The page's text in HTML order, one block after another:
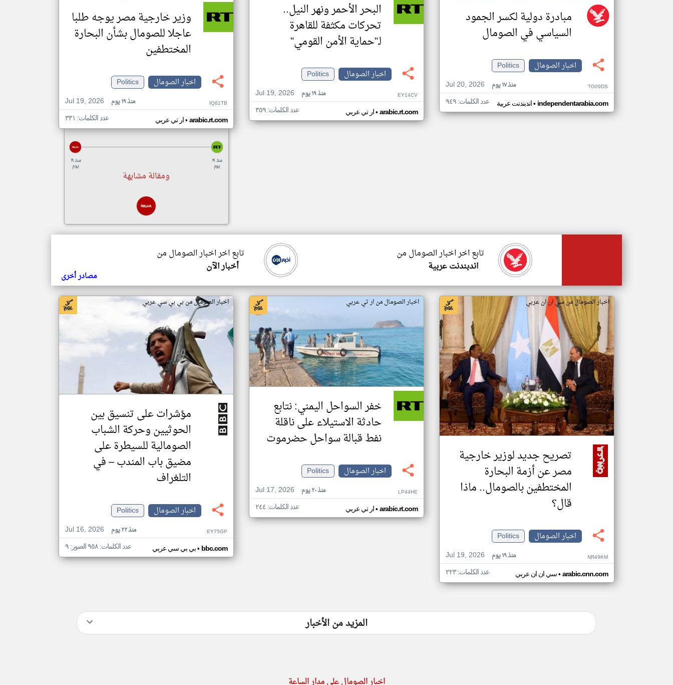
مبادرة دولية لكسر الجمود
السياسي في الصومال
اخبار الصومال
Politics
Jul 20, 2026
منذ ١٧ يوم TG09DS
اندبندنت عربية• independentarabia.com عدد الكلمات: ٩٤٩
البحر الأحمر ونهر النيل..
تحركات مكثفة للقاهرة
لـ"حماية الأمن القومي"
اخبار الصومال
Politics
Jul 19, 2026
منذ ١٩ يوم EY14CV
ار تي عربي• arabic.rt.com عدد الكلمات: ٣٥٩
وزير خارجية مصر يوجه طلبا
عاجلا للصومال بشأن البحارة
المختطفين
اخبار الصومال
Politics
Jul 19, 2026
منذ ١٩ يوم IQ61TB
ار تي عربي• arabic.rt.com عدد الكلمات: ٣٣١
منذ ١٩
يوم
منذ ١٩
يوم
ومقالة مشابهة
تابع اخر اخبار الصومال من
أخبار الآن
تابع اخر اخبار الصومال من
اندبندنت عربية
مصادر أخرى
اخبار الصومال من سي ان ان عربي
تصريح جديد لوزير خارجية
مصر عن أزمة البحارة
المختطفين بالصومال.. ماذا
قال؟
اخبار الصومال
Politics
Jul 19, 2026
منذ ١٩ يوم NR49KM
سي ان ان عربي• arabic.cnn.com عدد الكلمات: ٢٢٣
اخبار الصومال من ار تي عربي
خفر السواحل اليمني: نتابع
حادثة الاستيلاء على ناقلة
نفط قبالة سواحل حضرموت
اخبار الصومال
Politics
Jul 17, 2026
منذ ٢٠ يوم LP44HE
ار تي عربي• arabic.rt.com عدد الكلمات: ٢٤٤
اخبار الصومال من بي بي سي عربي
مؤشرات على تنسيق بين
الحوثيين وحركة الشباب
الصومالية للسيطرة على
مضيق باب المندب – في
التلغراف
اخبار الصومال
Politics
Jul 16, 2026
منذ ٢٢ يوم EY75GP
بي بي سي عربي• bbc.com عدد الكلمات: ٩٥٨ الصور: ٩
المزيد من الأخبار